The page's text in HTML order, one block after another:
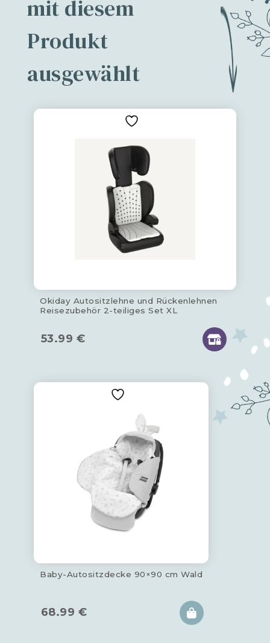
mit diesem
Produkt
ausgewählt
Okiday Autositzlehne und Rückenlehnen
Reisezubehör 2-teiliges Set XL
53.99 €
Baby-Autositzdecke 90×90 cm Wald
68.99 €